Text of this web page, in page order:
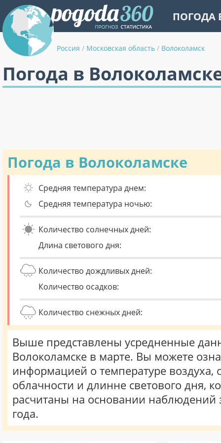
ПОГОДА
Россия / Московская область / Волоколамск
Погода в
Погода в Волоколамске
Средняя температура днем:
Средняя температура ночью:
Количество солнечных дней:
Длина светового дня:
Количество дождливых дней:
Количество осадков:
Количество снежных дней:
Выше представлены усредненные
Волоколамске в марте. Вы можете
информацией о температуре воздуха,
облачности и длинне светового дня,
расчитаны на основании наблюдений
года.